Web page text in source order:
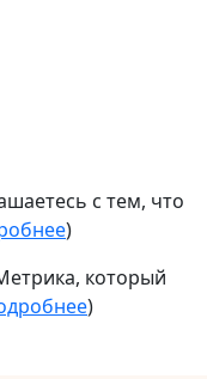
с тем, что
)
который
)